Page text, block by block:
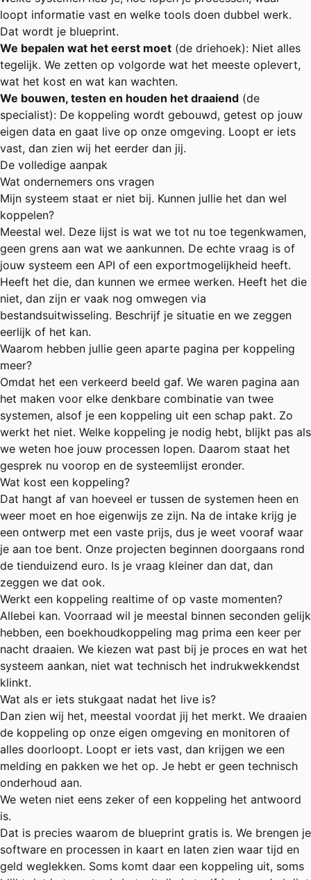
loopt informatie vast en welke tools doen dubbel werk.
Dat wordt je blueprint.
We bepalen wat het eerst moet (de driehoek): Niet alles
tegelijk. We zetten op volgorde wat het meeste oplevert,
wat het kost en wat kan wachten.
We bouwen, testen en houden het draaiend (de
specialist): De koppeling wordt gebouwd, getest op jouw
eigen data en gaat live op onze omgeving. Loopt er iets
vast, dan zien wij het eerder dan jij.
De volledige aanpak
Wat ondernemers ons vragen
Mijn systeem staat er niet bij. Kunnen jullie het dan wel
koppelen?
Meestal wel. Deze lijst is wat we tot nu toe tegenkwamen,
geen grens aan wat we aankunnen. De echte vraag is of
jouw systeem een API of een exportmogelijkheid heeft.
Heeft het die, dan kunnen we ermee werken. Heeft het die
niet, dan zijn er vaak nog omwegen via
bestandsuitwisseling. Beschrijf je situatie en we zeggen
eerlijk of het kan.
Waarom hebben jullie geen aparte pagina per koppeling
meer?
Omdat het een verkeerd beeld gaf. We waren pagina aan
het maken voor elke denkbare combinatie van twee
systemen, alsof je een koppeling uit een schap pakt. Zo
werkt het niet. Welke koppeling je nodig hebt, blijkt pas als
we weten hoe jouw processen lopen. Daarom staat het
gesprek nu voorop en de systeemlijst eronder.
Wat kost een koppeling?
Dat hangt af van hoeveel er tussen de systemen heen en
weer moet en hoe eigenwijs ze zijn. Na de intake krijg je
een ontwerp met een vaste prijs, dus je weet vooraf waar
je aan toe bent. Onze projecten beginnen doorgaans rond
de tienduizend euro. Is je vraag kleiner dan dat, dan
zeggen we dat ook.
Werkt een koppeling realtime of op vaste momenten?
Allebei kan. Voorraad wil je meestal binnen seconden gelijk
hebben, een boekhoudkoppeling mag prima een keer per
nacht draaien. We kiezen wat past bij je proces en wat het
systeem aankan, niet wat technisch het indrukwekkendst
klinkt.
Wat als er iets stukgaat nadat het live is?
Dan zien wij het, meestal voordat jij het merkt. We draaien
de koppeling op onze eigen omgeving en monitoren of
alles doorloopt. Loopt er iets vast, dan krijgen we een
melding en pakken we het op. Je hebt er geen technisch
onderhoud aan.
We weten niet eens zeker of een koppeling het antwoord
is.
Dat is precies waarom de blueprint gratis is. We brengen je
software en processen in kaart en laten zien waar tijd en
geld weglekken. Soms komt daar een koppeling uit, soms